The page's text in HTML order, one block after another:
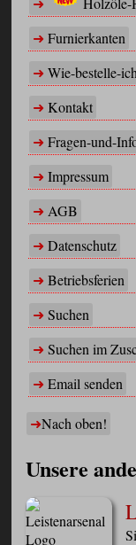
Furnierkanten
Wie-bestelle-ich
Kontakt
Fragen-und-
Impressum
AGB
Datenschutz
Betriebsferien
Suchen
Suchen im
Email senden
Nach oben!
Unsere